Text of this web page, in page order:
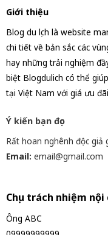
Giới thiệu
Blog du lịch là website
chi tiết về bản sắc các
hay những trải nghiệm
biệt Blogdulich có thể
tại Việt Nam với giá ưu
Ý kiến bạn đọc
Rất hoan nghênh độc
Email: email@gmail.com
Chịu trách nhiệm nội
Ông ABC